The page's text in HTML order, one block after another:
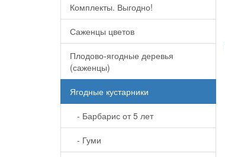
Комплекты. Выгодно!
Саженцы цветов
Плодово-ягодные деревья
(саженцы)
Ягодные кустарники
- Барбарис от 5 лет
- Гуми